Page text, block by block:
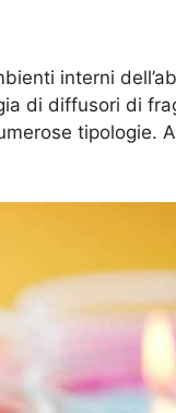
interni
di diffusori di
tipologie.